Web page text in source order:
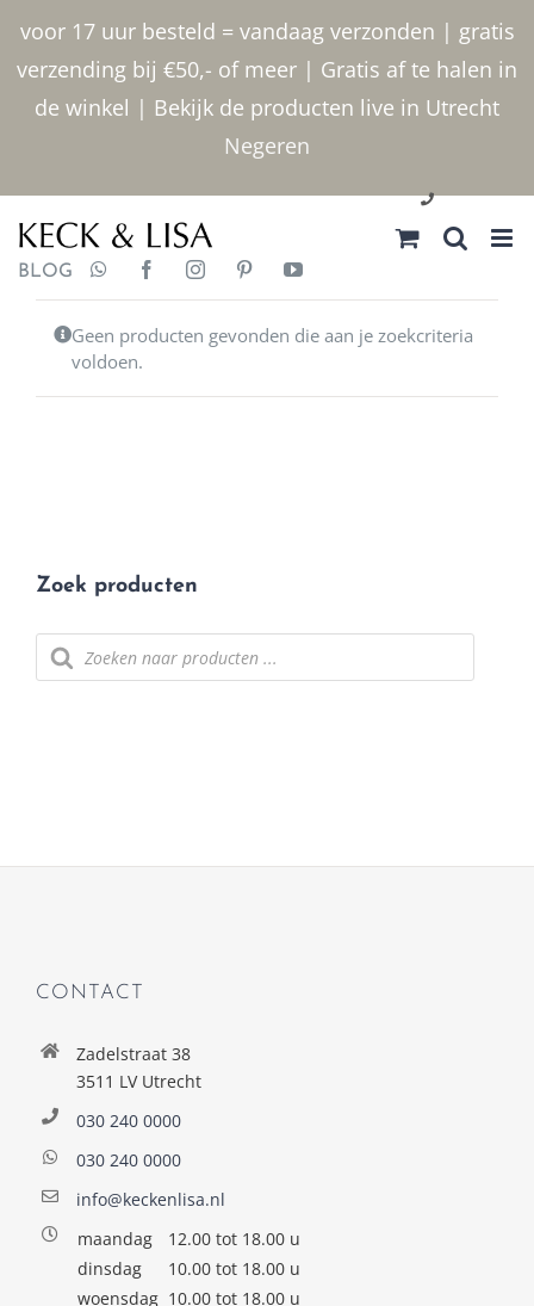
voor 17 uur besteld = vandaag verzonden | gratis
verzending bij €50,- of meer | Gratis af te halen in
de winkel | Bekijk de producten live in Utrecht
Negeren
Ga naar inhoud
030 2400000
BLOG
Geen producten gevonden die aan je zoekcriteria
voldoen.
Zoek producten
Producten zoeken
CONTACT
Zadelstraat 38
3511 LV Utrecht
030 240 0000
030 240 0000
info@keckenlisa.nl
maandag
12.00 tot 18.00 u
dinsdag
10.00 tot 18.00 u
woensdag 10.00 tot 18.00 u